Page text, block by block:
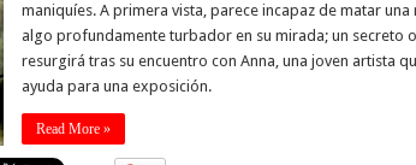
maniquíes. A primera vista, parece incapaz de matar una
algo profundamente turbador en su mirada; un secreto
resurgirá tras su encuentro con Anna, una joven artista
ayuda para una exposición.
Read More »